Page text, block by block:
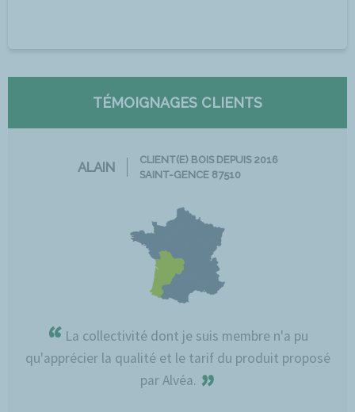
TÉMOIGNAGES CLIENTS
ALAIN
CLIENT(E) BOIS DEPUIS 2016
SAINT-GENCE 87510
“ La collectivité dont je suis membre n'a pu
qu'apprécier la qualité et le tarif du produit proposé
par Alvéa. ”